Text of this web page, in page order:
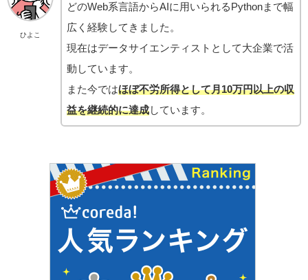
ひよこ
どのWeb系言語からAIに用いられるPythonまで幅
広く経験してきました。
現在はデータサイエンティストとして大企業で活
動しています。
また今ではほぼ不労所得として月10万円以上の収
益を継続的に達成しています。